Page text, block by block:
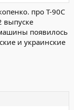
про Т-90С
выпуске
появилось
и украинские